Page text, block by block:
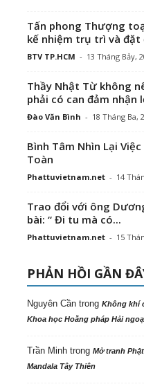
Tấn phong Thượng
kế nhiệm trụ trì và đặt
BTV TP.HCM - 13 Tháng Bảy,
Thầy Nhật Từ không
phải có can đảm nhận
Đào Văn Bình - 18 Tháng Ba,
Bình Tâm Nhìn Lại
Toàn
Phattuvietnam.net - 14
Trao đổi với ông
bài: “ Đi tu mà có...
Phattuvietnam.net - 15
PHẢN HỒI GẦN
Nguyên Cầntrong Không khí
Khoa học Hoằng pháp Hải
Trần Minhtrong Mở tranh
Mandala Tây Thiên